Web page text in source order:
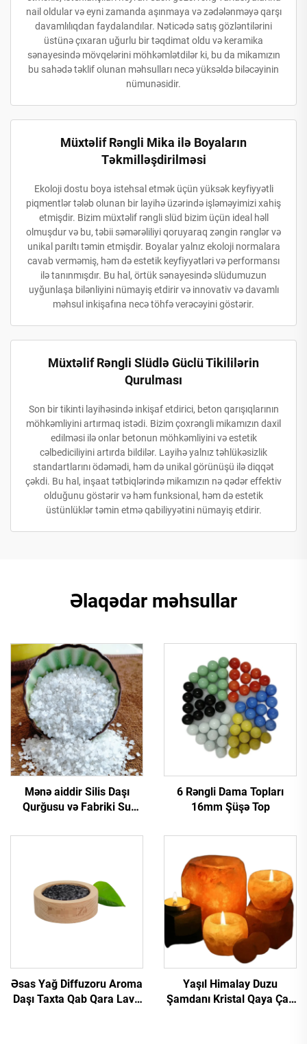
nail oldular və eyni zamanda aşınmaya və zədələnməyə qarşı
davamlılıqdan faydalandılar. Nəticədə satış gözləntilərini
üstünə çıxaran uğurlu bir təqdimat oldu və keramika
sənayesində mövqelərini möhkəmlətdilər ki, bu da mikamızın
bu sahədə təklif olunan məhsulları necə yüksəldə biləcəyinin
nümunəsidir.
Müxtəlif Rəngli Mika ilə Boyaların
Təkmilləşdirilməsi
Ekoloji dostu boya istehsal etmək üçün yüksək keyfiyyətli
piqmentlər tələb olunan bir layihə üzərində işləməyimizi xahiş
etmişdir. Bizim müxtəlif rəngli slüd bizim üçün ideal həll
olmuşdur və bu, təbii səmərəliliyi qoruyaraq zəngin rənglər və
unikal parıltı təmin etmişdir. Boyalar yalnız ekoloji normalara
cavab verməmiş, həm də estetik keyfiyyətləri və performansı
ilə tanınmışdır. Bu hal, örtük sənayesində slüdumuzun
uyğunlaşa bilənliyini nümayiş etdirir və innovativ və davamlı
məhsul inkişafına necə töhfə verəcəyini göstərir.
Müxtəlif Rəngli Slüdlə Güclü Tikililərin
Qurulması
Son bir tikinti layihəsində inkişaf etdirici, beton qarışıqlarının
möhkəmliyini artırmaq istədi. Bizim çoxrəngli mikamızın daxil
edilməsi ilə onlar betonun möhkəmliyini və estetik
cəlbediciliyini artırda bildilər. Layihə yalnız təhlükəsizlik
standartlarını ödəmədi, həm də unikal görünüşü ilə diqqət
çəkdi. Bu hal, inşaat tətbiqlərində mikamızın nə qədər effektiv
olduğunu göstərir və həm funksional, həm də estetik
üstünlüklər təmin etmə qabiliyyətini nümayiş etdirir.
Əlaqədar məhsullar
Mənə aiddir Silis Daşı
Qurğusu və Fabriki Su
Arzuolunmaz Silis Daşı
6 Rəngli Dama Topları
16mm Şüşə Top
Əsas Yağ Diffuzoru Aroma
Daşı Taxta Qab Qara Lava
Yaşıl Himalay Duzu
Şamdanı Kristal Qaya Çay